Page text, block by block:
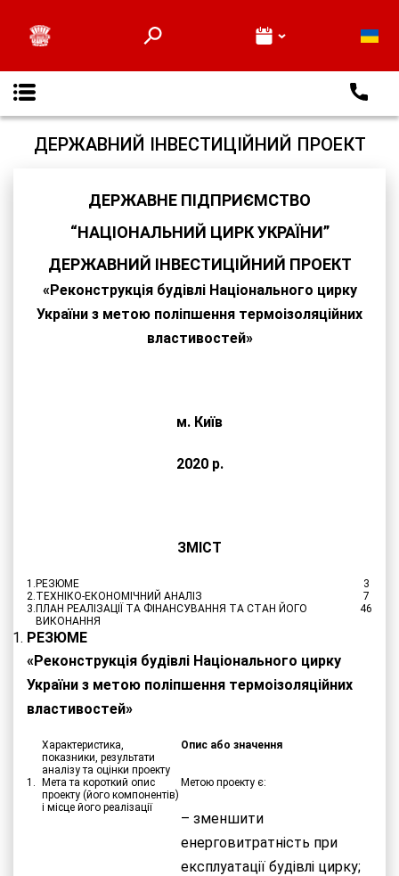
Відеоверсії вистав
Контакти
ДЕРЖАВНИЙ ІНВЕСТИЦІЙНИЙ ПРОЕКТ
ДЕРЖАВНЕ ПІДПРИЄМСТВО
“НАЦІОНАЛЬНИЙ ЦИРК УКРАЇНИ”
ДЕРЖАВНИЙ ІНВЕСТИЦІЙНИЙ ПРОЕКТ
«Реконструкція будівлі Національного цирку
України з метою поліпшення термоізоляційних
властивостей»
м. Київ
2020 р.
ЗМІСТ
1. РЕЗЮМЕ
3
2.ТЕХНІКО-ЕКОНОМІЧНИЙ АНАЛІЗ
7
3. ПЛАН РЕАЛІЗАЦІЇ ТА ФІНАНСУВАННЯ ТА СТАН ЙОГО
ВИКОНАННЯ
46
РЕЗЮМЕ
«Реконструкція будівлі Національного цирку
України з метою поліпшення термоізоляційних
властивостей»
Характеристика,
показники, результати
аналізу та оцінки проекту
Опис або значення
1.
Мета та короткий опис
проекту (його компонентів)
і місце його реалізації
Метою проекту є:
– зменшити
енерговитратність при
експлуатації будівлі цирку;